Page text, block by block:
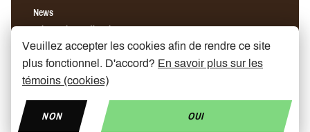
News
Prix trottinette électrique
Trottinette ninebot
Chargeur rapide pour trottinette électrique
Find us on Facebook
Veuillez accepter les cookies afin de rendre ce site
plus fonctionnel. D'accord? En savoir plus sur les
témoins (cookies)
NON OUI